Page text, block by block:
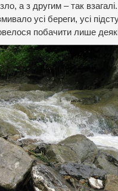
а з другим – так
усі береги, усі
побачити лише